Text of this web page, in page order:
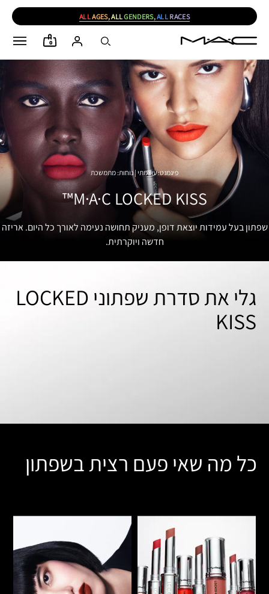
ALLAGES,ALLGENDERS,ALL RACES
0
פיגמנט: עוצמתי | נוחות: מתמשכת
M·A·C LOCKED KISS™
שפתון בעל עמידות יוצאת דופן, מעניק תחושה נעימה לאורך כל היום. אריזה
חדשה ויוקרתית.
גלי את סדרת שפתוני LOCKED
KISS
כל מה שאי פעם רצית בשפתון